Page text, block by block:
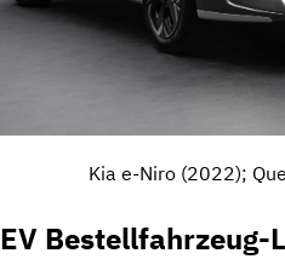
Kia e-Niro (2022);